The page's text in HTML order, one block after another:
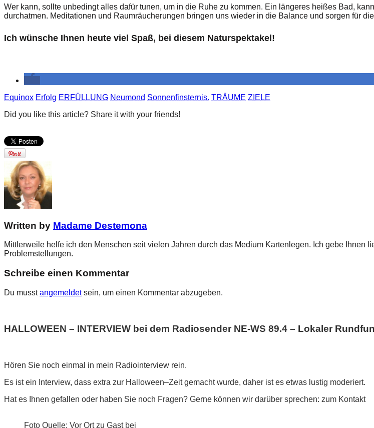
Wer kann, sollte unbedingt alles dafür tunen, um in die Ruhe zu kommen. Ein längeres heißes Bad,
durchatmen. Meditationen und Raumräucherungen bringen uns wieder in die Balance und sorgen für
Ich wünsche Ihnen heute viel Spaß, bei diesem Naturspektakel!
Equinox Erfolg ERFÜLLUNG Neumond Sonnenfinsternis. TRÄUME ZIELE
Did you like this article? Share it with your friends!
Written by Madame Destemona
Mittlerweile helfe ich den Menschen seit vielen Jahren durch das Medium Kartenlegen. Ich gebe
Problemstellungen.
Schreibe einen Kommentar
Du musstangemeldetsein, um einen Kommentar abzugeben.
HALLOWEEN – INTERVIEW bei dem Radiosender NE-WS 89.4 – Lokaler
Hören Sie noch einmal in mein Radiointerview rein.
Es ist ein Interview, dass extra zur Halloween–Zeit gemacht wurde, daher ist es etwas lustig moderiert.
Hat es Ihnen gefallen oder haben Sie noch Fragen? Gerne können wir darüber sprechen: zum Kontakt
Foto Quelle: Vor Ort zu Gast bei